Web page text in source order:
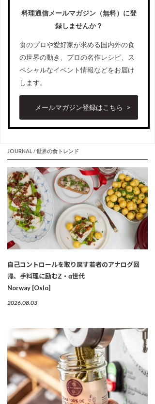
料理通信メールマガジン（無料）に登
録しませんか？
食のプロや愛好家が求める国内外の食
の世界の動き、プロの名作レシピ、ス
ペシャルなイベント情報などをお届け
します。
メールマガジン登録はこちら
JOURNAL / 世界の食トレンド
自己コントロールを取り戻す若者のアナログ回
帰。手料理に励むZ・α世代
Norway [Oslo]
2026.08.03